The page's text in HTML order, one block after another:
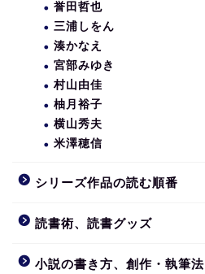
誉田哲也
三浦しをん
湊かなえ
宮部みゆき
村山由佳
柚月裕子
横山秀夫
米澤穂信
シリーズ作品の読む順番
読書術、読書グッズ
小説の書き方、創作・執筆法